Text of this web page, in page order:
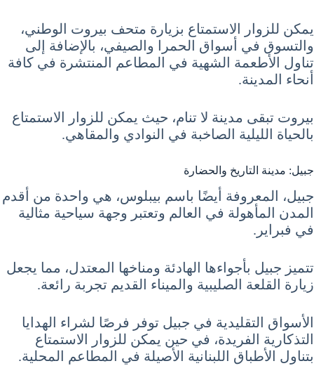
يمكن للزوار الاستمتاع بزيارة متحف بيروت الوطني،
والتسوق في أسواق الحمرا والصيفي، بالإضافة إلى
تناول الأطعمة الشهية في المطاعم المنتشرة في كافة
أنحاء المدينة.
بيروت تبقى مدينة لا تنام، حيث يمكن للزوار الاستمتاع
بالحياة الليلية الصاخبة في النوادي والمقاهي.
جبيل: مدينة التاريخ والحضارة
جبيل، المعروفة أيضًا باسم بيبلوس، هي واحدة من أقدم
المدن المأهولة في العالم وتعتبر وجهة سياحية مثالية
في فبراير.
تتميز جبيل بأجواءها الهادئة ومناخها المعتدل، مما يجعل
زيارة القلعة الصليبية والميناء القديم تجربة رائعة.
الأسواق التقليدية في جبيل توفر فرصًا لشراء الهدايا
التذكارية الفريدة، في حين يمكن للزوار الاستمتاع
بتناول الأطباق اللبنانية الأصيلة في المطاعم المحلية.